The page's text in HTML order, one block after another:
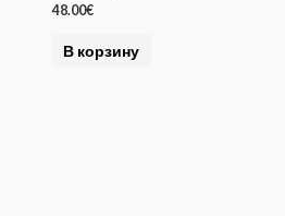
48.00€
В корзину